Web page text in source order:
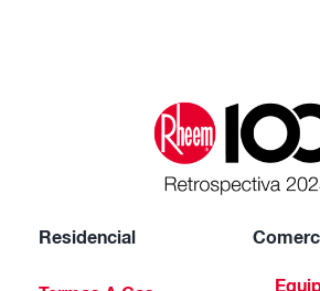
Residencial